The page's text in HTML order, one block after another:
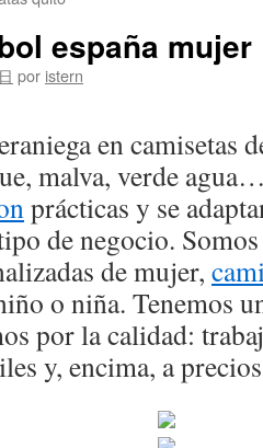
españa mujer
por istern
en camisetas
malva, verde
prácticas y se
de negocio.
de mujer,
o niña. Tenemos
por la calidad:
y, encima, a